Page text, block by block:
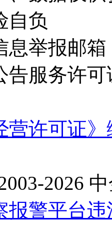
自负
息举报邮箱
服务许可
营许可证
2026
报警平台违